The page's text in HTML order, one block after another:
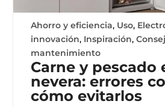
Ahorro y eficiencia, Uso,
innovación, Inspiración,
mantenimiento
Carne y pescado
nevera: errores
cómo evitarlos